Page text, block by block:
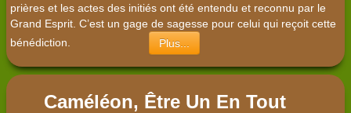
prières et les actes des initiés ont été entendu et reconnu par le
Grand Esprit. C’est un gage de sagesse pour celui qui reçoit cette
bénédiction.
Plus...
Caméléon, Être Un En Tout